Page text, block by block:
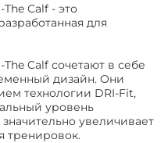
Calf - это
для
Calf сочетают в себе
дизайн. Они
технологии DRI-Fit,
уровень
увеличивает
тренировок.